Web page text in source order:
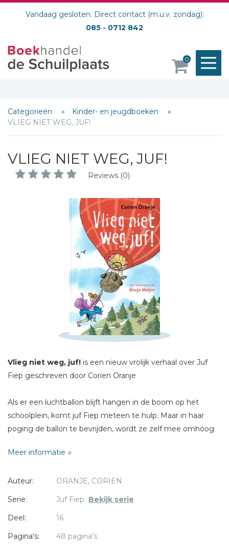
Vandaag gesloten. Direct contact (m.u.v. zondag):
085 - 0712 842
0
Categorieën
Kinder- en jeugdboeken
VLIEG NIET WEG, JUF!
VLIEG NIET WEG, JUF!
Reviews (0)
Vlieg niet weg, juf! is een nieuw vrolijk verhaal over Juf
Fiep geschreven door Corien Oranje
Als er een luchtballon blijft hangen in de boom op het
schoolplein, komt juf Fiep meteen te hulp. Maar in haar
poging de ballon te bevrijden, wordt ze zelf mee omhoog
kinderen van groep 3 hun juf redden?
Een spannend, humoristisch verhaal in de populaire serie
over juf Fiep en haar dappere groep 3!
Meer informatie
Auteur:
ORANJE, CORIEN
Serie:
Juf Fiep Bekijk serie
Deel:
16
Pagina's:
48 pagina's
Sterren
E-mail *